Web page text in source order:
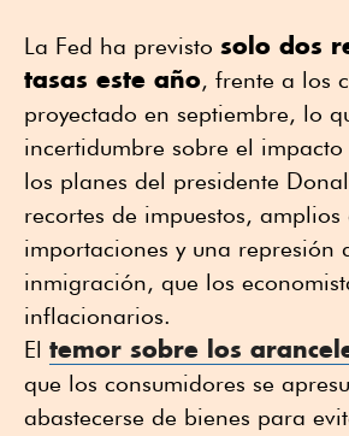
La Fed ha previsto solo dos
tasas este año, frente a los
proyectado en septiembre, lo
incertidumbre sobre el
los planes del presidente
recortes de impuestos,
importaciones y una represión
inmigración, que los
inflacionarios.
El temor sobre los
que los consumidores se
abastecerse de bienes para